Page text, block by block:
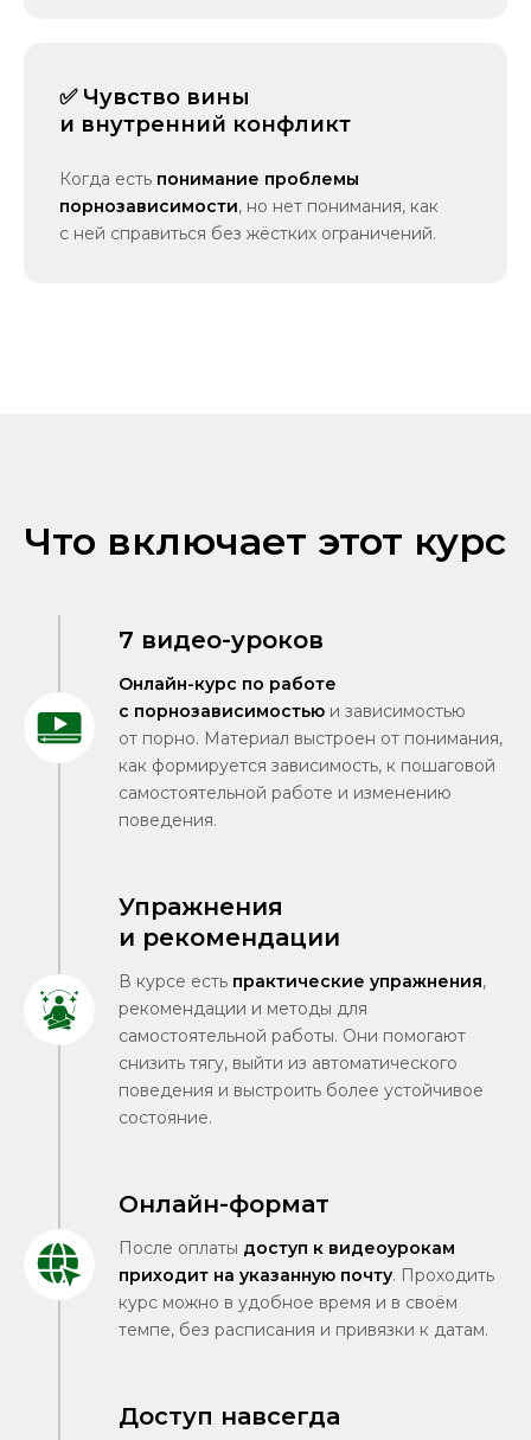
✅ Чувство вины
и внутренний конфликт
Когда есть понимание проблемы
порнозависимости, но нет понимания, как
с ней справиться без жёстких ограничений.
Что включает этот курс
7 видео-уроков
Онлайн-курс по работе
с порнозависимостью и зависимостью
от порно. Материал выстроен от понимания,
как формируется зависимость, к пошаговой
самостоятельной работе и изменению
поведения.
Упражнения
и рекомендации
В курсе есть практические упражнения,
рекомендации и методы для
самостоятельной работы. Они помогают
снизить тягу, выйти из автоматического
поведения и выстроить более устойчивое
состояние.
Онлайн-формат
После оплаты доступ к видеоурокам
приходит на указанную почту. Проходить
курс можно в удобное время и в своём
темпе, без расписания и привязки к датам.
Доступ навсегда